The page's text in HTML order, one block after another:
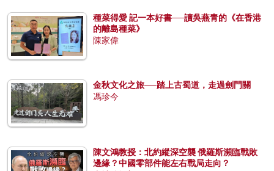
種菜得愛 記一本好書──讀吳燕青的《在香港
的離島種菜》
陳家偉
金秋文化之旅──踏上古蜀道，走過劍門關
馮珍今
陳文鴻教授：北約縱深空襲 俄羅斯瀕臨戰敗
邊緣？中國零部件能左右戰局走向？